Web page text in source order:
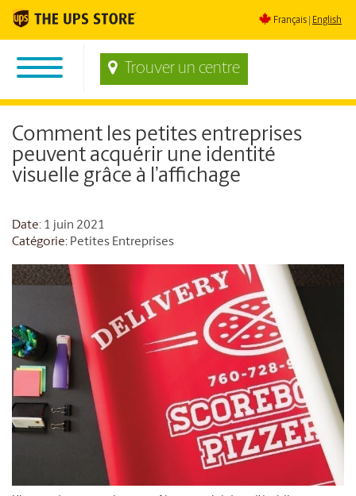
Français English
Trouver un centre
Comment les petites entreprises
peuvent acquérir une identité
visuelle grâce à l’affichage
Date: 1 juin 2021
Catégorie: Petites Entreprises